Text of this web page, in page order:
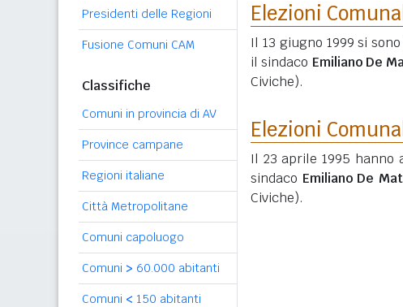
Presidenti delle Regioni
Fusione Comuni CAM
Classifiche
Comuni in provincia di AV
Province campane
Regioni italiane
Città Metropolitane
Comuni capoluogo
Comuni > 60.000 abitanti
Comuni < 150 abitanti
Elezioni
Il 13 giugno 1999 si
il sindaco Emiliano De
Civiche).
Elezioni
Il 23 aprile 1995 hanno
sindaco Emiliano De
Civiche).